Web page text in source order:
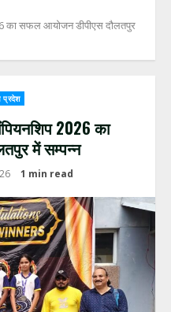
का सफल आयोजन डीपीएस दौलतपुर
प्रदेश
2026 का
में सम्पन्न
1 min read